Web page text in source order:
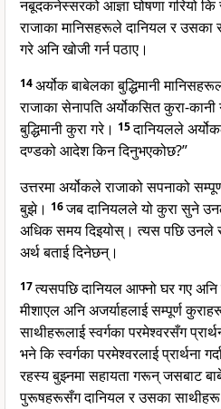
नबूदकनेस्सरको आज्ञा घोषणा गरियो कि
राजाका मानिसहरूले दानियल र उसका
गरे अनि खोजी गर्न पठाए।
14अर्योक बाबेलका बुद्धिमानी
राजाका सेनापति अर्योकसित कुरा-
बुद्धिमानी कुरा गरे। 15दानियलले
दण्डको आदेश किन दिनुभएकोछ?”
उत्तरमा अर्योकले राजाको सपनाको
बुझे। 16जब दानियलले यो कुरा सुने
अधिक समय दिइयोस्। त्यस पछि उनले
अर्थ बताई दिनेछन्।
17त्यसपछि दानियल आफ्नो घर गए
मीशाएल अनि अजर्याहलाई सम्पूर्ण
साथीहरूलाई स्वर्गका परमेश्वरसँग
भने कि स्वर्गका परमेश्वरलाई प्रार्थना
रहस्य बुझ्नमा सहायता गरून् जसबाट
पुरूषहरूसँग दानियल र उसका साथीहरू